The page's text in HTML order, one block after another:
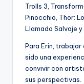
Trolls 3,
Pinocchio, Thor:
Llamado Salvaje y
Para Erin,
sido una
convivir con
sus perspectivas.